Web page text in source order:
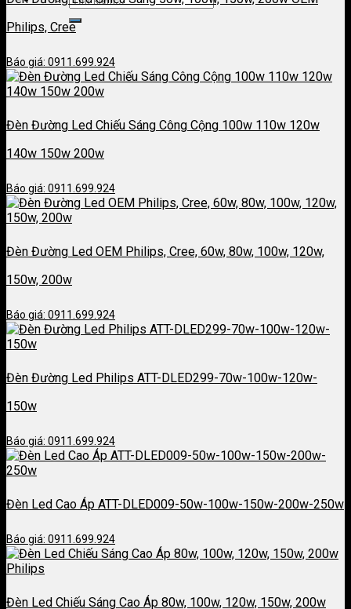
Philips, Cree
Báo giá: 0911.699.924
Đèn Đường Led Chiếu Sáng Công Cộng 100w 110w 120w
140w 150w 200w
Báo giá: 0911.699.924
Đèn Đường Led OEM Philips, Cree, 60w, 80w, 100w, 120w,
150w, 200w
Báo giá: 0911.699.924
Đèn Đường Led Philips ATT-DLED299-70w-100w-120w-
150w
Báo giá: 0911.699.924
Đèn Led Cao Áp ATT-DLED009-50w-100w-150w-200w-250w
Báo giá: 0911.699.924
Đèn Led Chiếu Sáng Cao Áp 80w, 100w, 120w, 150w, 200w